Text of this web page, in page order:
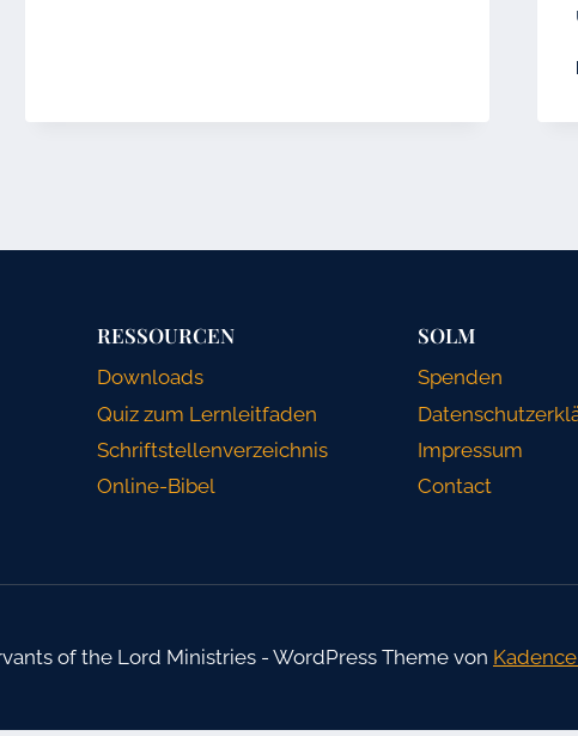
RESSOURCEN
Downloads
Quiz zum Lernleitfaden
Schriftstellenverzeichnis
Online-Bibel
SOLM
Spenden
Impressum
Contact
of the Lord Ministries - WordPress Theme von